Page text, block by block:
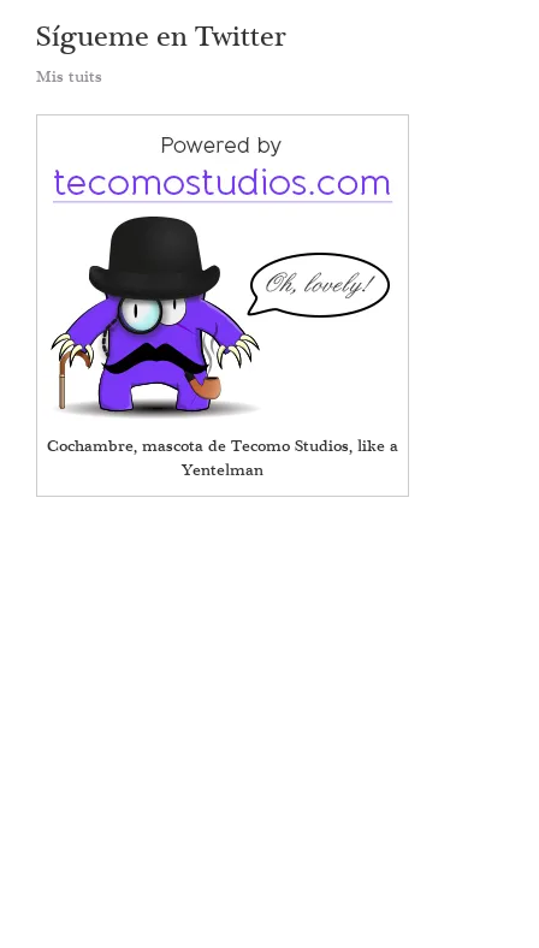
Sígueme en Twitter
Mis tuits
Cochambre, mascota de Tecomo Studios, like a
Yentelman